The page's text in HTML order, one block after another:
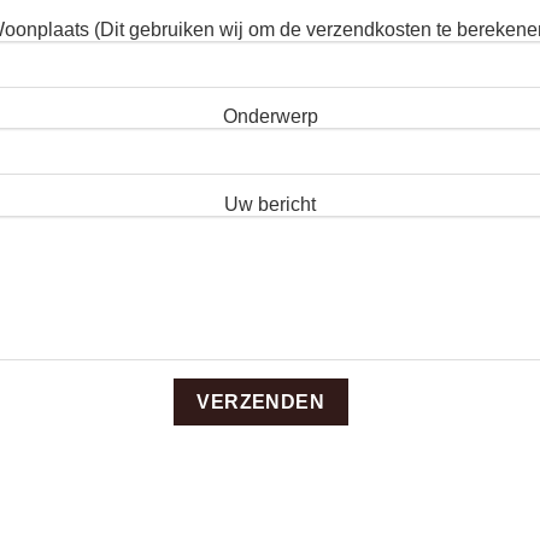
(Dit gebruiken wij om de verzendkosten te
Onderwerp
Uw bericht